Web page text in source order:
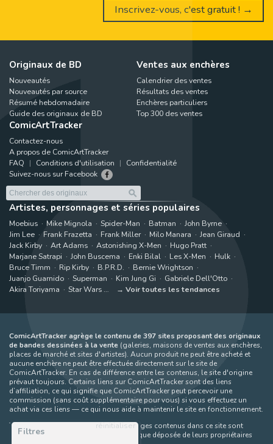
Filtres
réinitialiser
Inscrivez-vous, c'est gratuit ! →
Originaux de BD
Nouveautés
Nouveautés par source
Résumé hebdomadaire
Guide des originaux de BD
Ventes aux enchères
Calendrier des ventes
Résultats des ventes
Enchères particuliers
Top 300 des ventes
ComicArtTracker
Contactez-nous
A propos de ComicArtTracker
FAQ
Conditions d'utilisation
Confidentialité
Suivez-nous sur Facebook
Artistes, personnages et séries populaires
Moebius Mike Mignola Spider-Man Batman
John Byrne
Jim Lee
Frank Frazetta Frank Miller Milo Manara
Jean Giraud
Jack Kirby
Art Adams Astonishing X-Men
Hugo Pratt
Marjane Satrapi
John Buscema Enki Bilal Les X-Men
Hulk
Bruce Timm
Rip Kirby B.P.R.D.
Bernie Wrightson
Juanjo Guarnido
Superman Kim Jung Gi
Gabriele Dell'Otto
Akira Toriyama
Star Wars Voir toutes les tendances
ComicArtTracker agrège le contenu de 397 sites proposant des originaux
de bandes dessinées à la vente (galeries, maisons de ventes aux enchères,
places de marché et sites d'artistes). Aucun produit ne peut être acheté et
aucune enchère ne peut être effectuée directement sur le site de
ComicArtTracker. En cas de différence entre les contenus, le site d'origine
prévaut toujours. Certains liens sur ComicArtTracker sont des liens
d’affiliation, ce qui signifie que ComicArtTracker peut percevoir une
commission (sans coût supplémentaire pour vous) si vous effectuez un
achat via ces liens — ce qui nous aide à maintenir le site en fonctionnement.
Toutes les images et tous les personnages contenus dans ce site sont
protégés par le droit d'auteur et la marque déposée de leurs propriétaires